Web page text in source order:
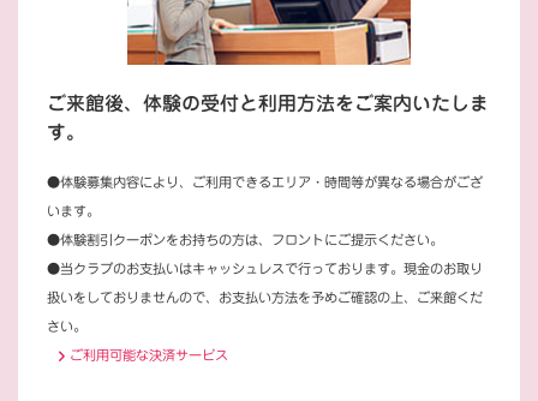
ご来館後、体験の受付と利用方法をご案内いたしま
す。
●体験募集内容により、ご利用できるエリア・時間等が異なる場合がござ
います。
●体験割引クーポンをお持ちの方は、フロントにご提示ください。
●当クラブのお支払いはキャッシュレスで行っております。現金のお取り
扱いをしておりませんので、お支払い方法を予めご確認の上、ご来館くだ
さい。
ご利用可能な決済サービス